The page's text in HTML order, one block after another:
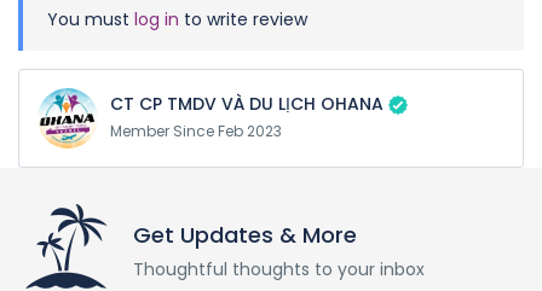
You must log in to write review
CT CP TMDV VÀ DU LỊCH OHANA
Member Since Feb 2023
Get Updates & More
Thoughtful thoughts to your inbox